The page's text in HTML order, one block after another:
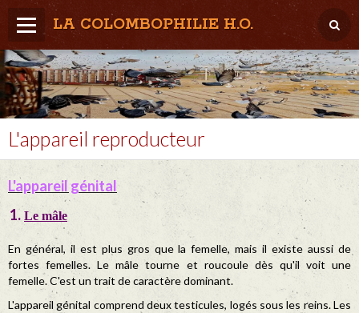
LA COLOMBOPHILIE H.O.
Home
Météo / Het weer
Lâcher / Los
Result. clubs, Provincial, (Inter)National
RFCB / KBDB
L'appareil reproducteur
L'appareil génital
Le mâle
En général, il est plus gros que la femelle, mais il existe aussi de
fortes femelles. Le mâle tourne et roucoule dès qu'il voit une
femelle. C'est un trait de caractère dominant.
L'appareil génital comprend deux testicules, logés sous les reins. Les